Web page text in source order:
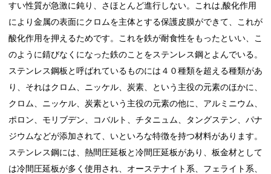
すい性質が急激に鈍り、さほとんど進行しない。これは,酸化作用
により金属の表面にクロムを主体とする保護皮膜ができて、これが
酸化作用を押えるためです。これを鉄が耐食性をもったといい、こ
のように錆びなくになった鉄のことをステンレス鋼とよんでいる。
ステンレス鋼板と呼ばれているものには４０種類を超える種類があ
り、それはクロム、ニッケル、炭素、という主役の元素のほかに、
クロム、ニッケル、炭素という主役の元素の他に、アルミニウム、
ポロン、モリブデン、コバルト、チタニュム、タングステン、パナ
ジウムなどが添加されて、いといろな特徴を持つ材料があります。
ステンレス鋼には、熱間圧延板と冷間圧延板があり、板金材として
は冷間圧延板が多く使用され、オーステナイト系、フェライト系、